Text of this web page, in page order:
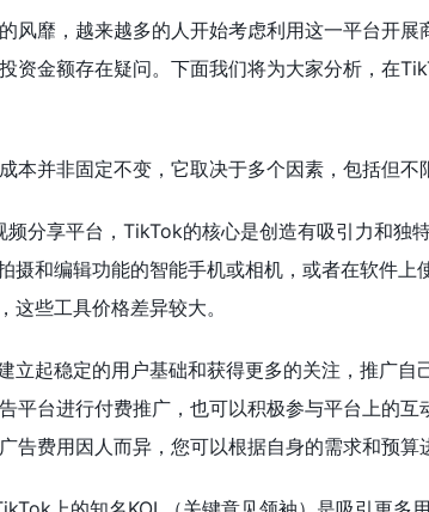
风靡，越来越多的人开始考虑利用这一平台开展
资金额存在疑问。下面我们将为大家分析，在
本并非固定不变，它取决于多个因素，包括但不
频分享平台，TikTok的核心是创造有吸引力和独
摄和编辑功能的智能手机或相机，或者在软件上
些工具价格差异较大。
立起稳定的用户基础和获得更多的关注，推广自
平台进行付费推广，也可以积极参与平台上的互
告费用因人而异，您可以根据自身的需求和预算